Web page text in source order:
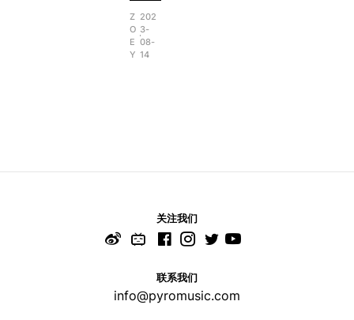
Z
O
E
Y
202
3-
08-
14
关注我们
联系我们
info@pyromusic.com